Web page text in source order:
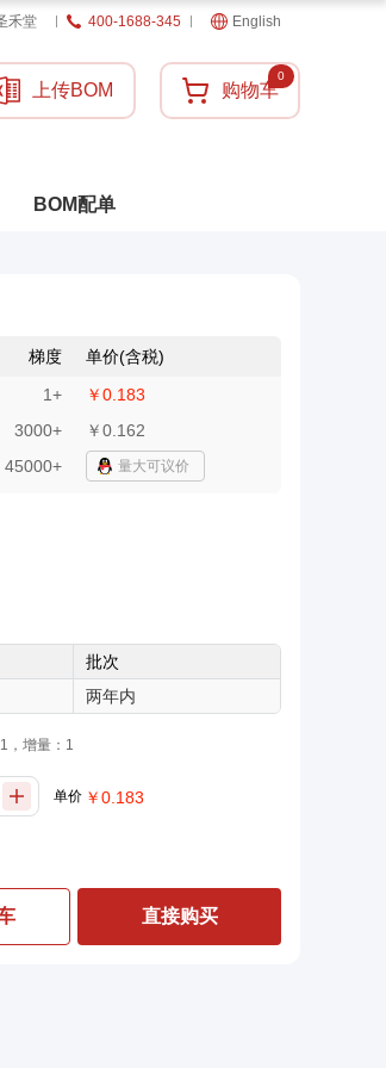
禾堂 400-1688-345 English
上传BOM 购物车
0
BOM配单
梯度
单价(含税)
1+
￥0.183
3000+
￥0.162
45000+
量大可议价
批次
两年内
，增量：1
单价 ￥0.183
直接购买